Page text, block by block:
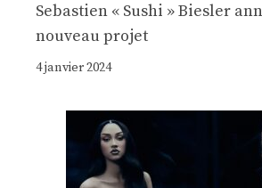
Sebastien « Sushi » Biesler
nouveau projet
4 janvier 2024